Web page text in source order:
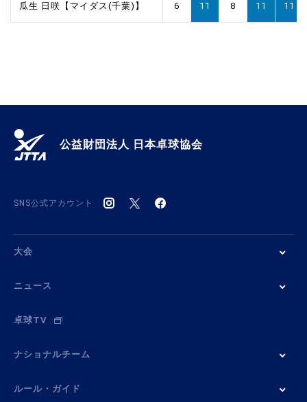
瓜生 日咲【マイダス(千葉)】 6 11 8 11 11
公益財団法人 日本卓球協会
SNS公式アカウント
大会
ニュース
卓球TV
ナショナルチーム
ルール・ガイド